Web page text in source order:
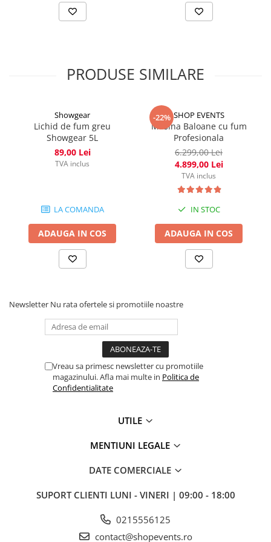
PRODUSE SIMILARE
Showgear
Lichid de fum greu
Showgear 5L
89,00 Lei
TVA inclus
LA COMANDA
ADAUGA IN COS
-22% SHOP EVENTS
Masina Baloane cu fum
Profesionala
6.299,00 Lei
4.899,00 Lei
TVA inclus
IN STOC
ADAUGA IN COS
Newsletter Nu rata ofertele si promotiile noastre
Vreau sa primesc newsletter cu promotiile
magazinului. Afla mai multe in Politica de
Confidentialitate
UTILE
MENTIUNI LEGALE
DATE COMERCIALE
SUPORT CLIENTI LUNI - VINERI | 09:00 - 18:00
0215556125
contact@shopevents.ro